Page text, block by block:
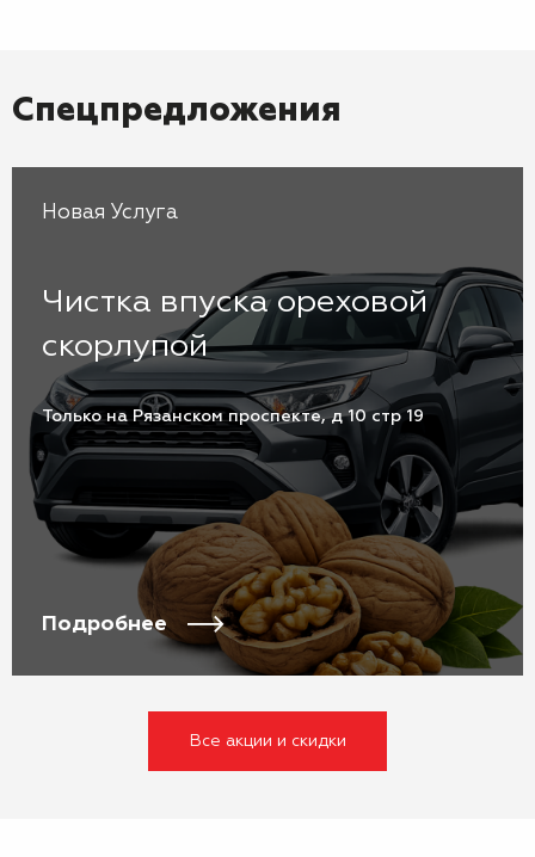
Спецпредложения
Новая Услуга
Чистка впуска ореховой
скорлупой
Только на Рязанском проспекте, д 10 стр 19
Подробнее
Все акции и скидки